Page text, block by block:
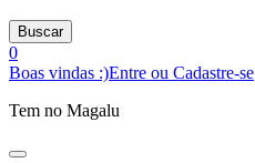
Buscar
0
Boas vindas :)Entre ou Cadastre-se
Tem no Magalu